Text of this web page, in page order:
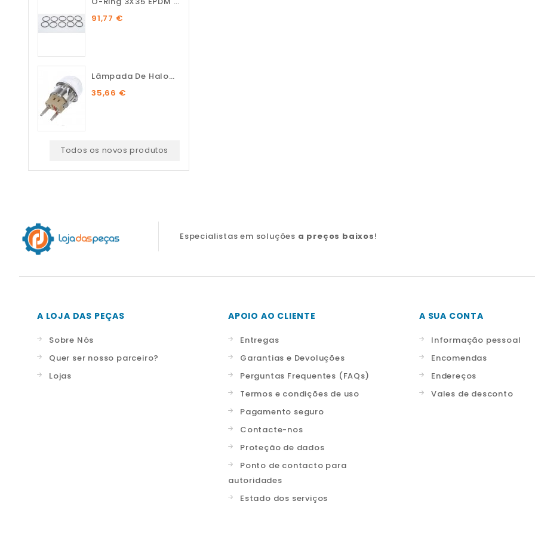
91,77 €
Lâmpada De Halogénio...
35,66 €
Todos os novos produtos
Especialistas em soluções a preços baixos!
A LOJA DAS PEÇAS
Sobre Nós
Quer ser nosso parceiro?
Lojas
APOIO AO CLIENTE
Entregas
Garantias e Devoluções
Perguntas Frequentes (FAQs)
Termos e condições de uso
Pagamento seguro
Contacte-nos
Proteção de dados
Ponto de contacto para
autoridades
Estado dos serviços
A SUA CONTA
Informação pessoal
Encomendas
Endereços
Vales de desconto